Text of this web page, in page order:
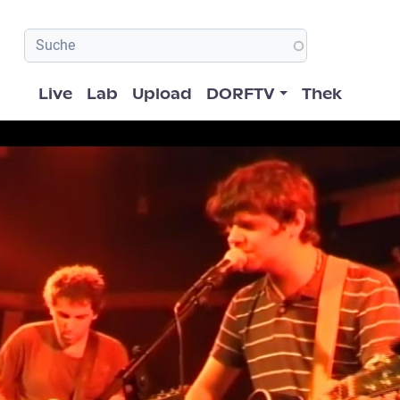
Hauptnavigation
Live Lab Upload DORFTV Thek